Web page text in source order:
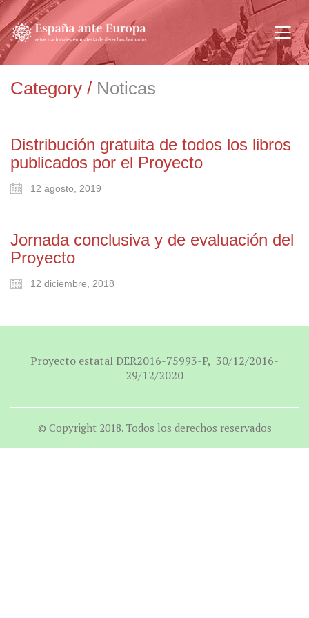
Category / Noticas
Distribución gratuita de todos los libros
publicados por el Proyecto
12 agosto, 2019
Jornada conclusiva y de evaluación del
Proyecto
12 diciembre, 2018
Proyecto estatal DER2016-75993-P, 30/12/2016-
29/12/2020
© Copyright 2018. Todos los derechos reservados